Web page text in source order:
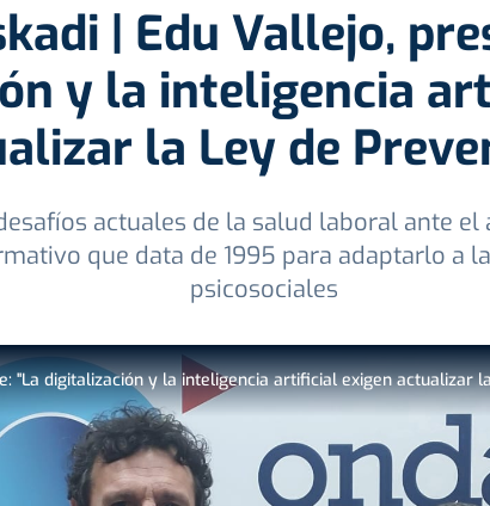
| Edu Vallejo,
y la inteligencia
la Ley de
actuales de la salud laboral ante
que data de 1995 para adaptarlo a
psicosociales
"La digitalización y la inteligencia artificial exigen actualizar